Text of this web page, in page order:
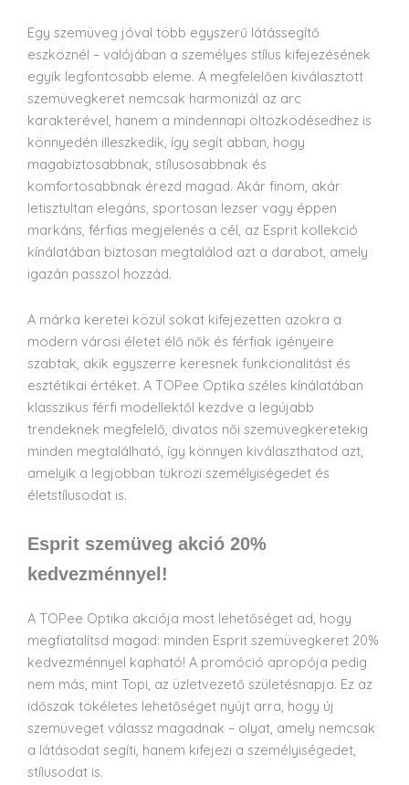
Egy szemüveg jóval több egyszerű látássegítő
eszköznél – valójában a személyes stílus kifejezésének
egyik legfontosabb eleme. A megfelelően kiválasztott
szemüvegkeret nemcsak harmonizál az arc
karakterével, hanem a mindennapi öltözködésedhez is
könnyedén illeszkedik, így segít abban, hogy
magabiztosabbnak, stílusosabbnak és
komfortosabbnak érezd magad. Akár finom, akár
letisztultan elegáns, sportosan lezser vagy éppen
markáns, férfias megjelenés a cél, az Esprit kollekció
kínálatában biztosan megtalálod azt a darabot, amely
igazán passzol hozzád.
A márka keretei közül sokat kifejezetten azokra a
modern városi életet élő nők és férfiak igényeire
szabtak, akik egyszerre keresnek funkcionalitást és
esztétikai értéket. A TOPee Optika széles kínálatában
klasszikus férfi modellektől kezdve a legújabb
trendeknek megfelelő, divatos női szemüvegkeretekig
minden megtalálható, így könnyen kiválaszthatod azt,
amelyik a legjobban tükrözi személyiségedet és
életstílusodat is.
Esprit szemüveg akció 20%
kedvezménnyel!
A TOPee Optika akciója most lehetőséget ad, hogy
megfiatalítsd magad: minden Esprit szemüvegkeret 20%
kedvezménnyel kapható! A promóció apropója pedig
nem más, mint Topi, az üzletvezető születésnapja. Ez az
időszak tökéletes lehetőséget nyújt arra, hogy új
szemüveget válassz magadnak – olyat, amely nemcsak
a látásodat segíti, hanem kifejezi a személyiségedet,
stílusodat is.